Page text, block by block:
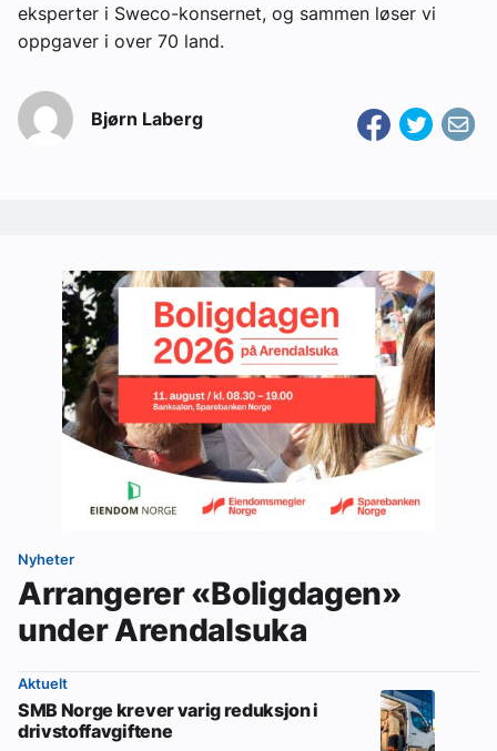
eksperter i Sweco-konsernet, og sammen løser vi
oppgaver i over 70 land.
Bjørn Laberg
Nyheter
Arrangerer «Boligdagen»
under Arendalsuka
Aktuelt
SMB Norge krever varig reduksjon i
drivstoffavgiftene